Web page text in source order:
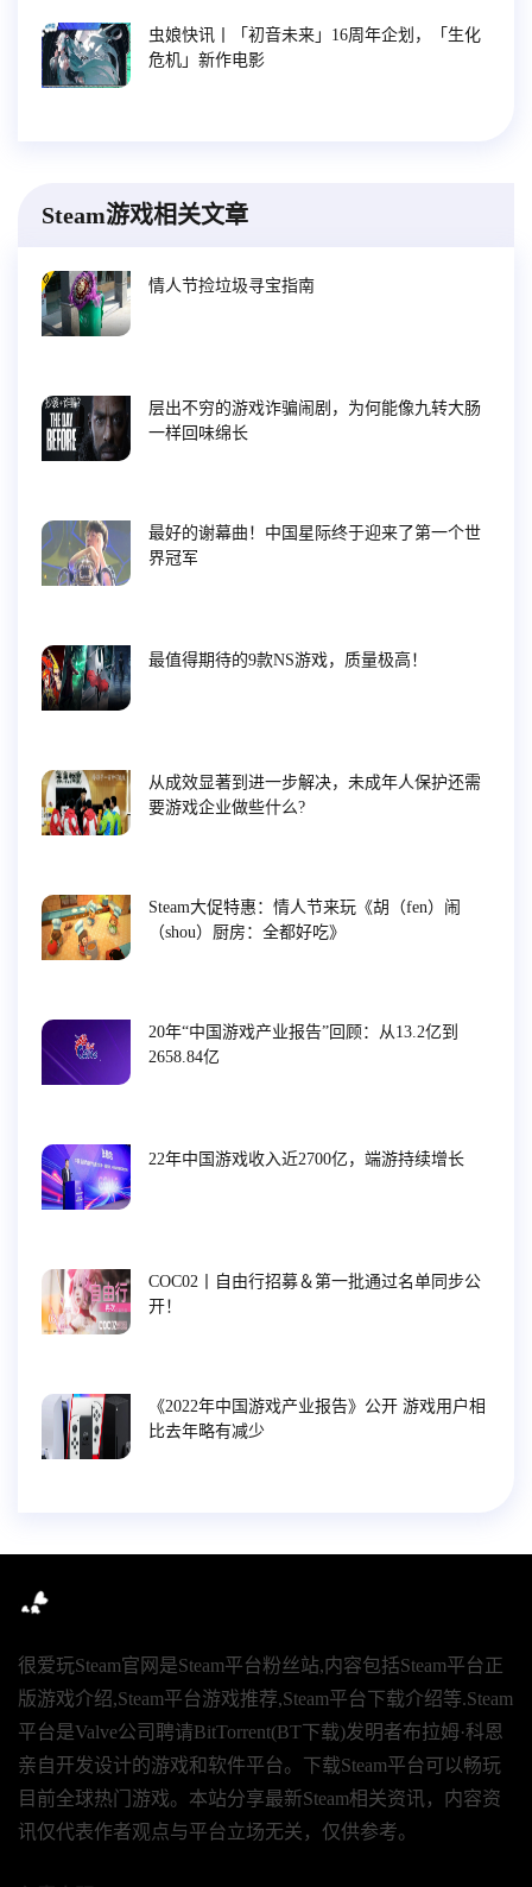
虫娘快讯丨「初音未来」16周年企划，「生化
危机」新作电影
Steam游戏相关文章
情人节捡垃圾寻宝指南
层出不穷的游戏诈骗闹剧，为何能像九转大肠
一样回味绵长
最好的谢幕曲！中国星际终于迎来了第一个世
界冠军
最值得期待的9款NS游戏，质量极高！
从成效显著到进一步解决，未成年人保护还需
要游戏企业做些什么?
Steam大促特惠：情人节来玩《胡（fen）闹
（shou）厨房：全都好吃》
20年“中国游戏产业报告”回顾：从13.2亿到
2658.84亿
22年中国游戏收入近2700亿，端游持续增长
COC02丨自由行招募＆第一批通过名单同步公
开！
《2022年中国游戏产业报告》公开 游戏用户相
比去年略有减少
很爱玩Steam官网是Steam平台粉丝站,内容包括Steam平台正
版游戏介绍,Steam平台游戏推荐,Steam平台下载介绍等.Steam
平台是Valve公司聘请BitTorrent(BT下载)发明者布拉姆·科恩
亲自开发设计的游戏和软件平台。下载Steam平台可以畅玩
目前全球热门游戏。本站分享最新Steam相关资讯，内容资
讯仅代表作者观点与平台立场无关，仅供参考。